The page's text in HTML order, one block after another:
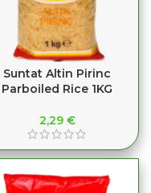
Suntat Altin Pirinc
Parboiled Rice 1KG
2,29 €